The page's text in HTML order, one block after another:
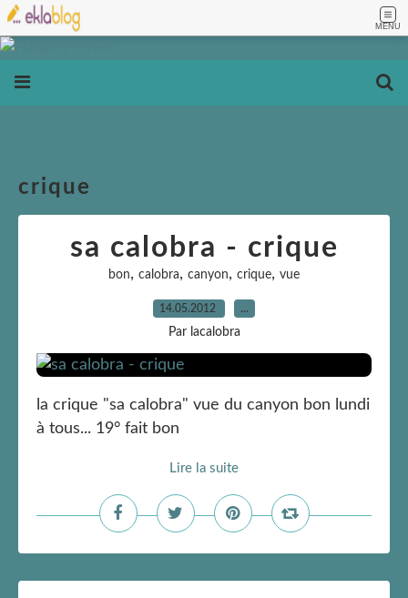
MENU
crique
sa calobra - crique
bon, calobra, canyon, crique, vue
14.05.2012 …
Par lacalobra
la crique "sa calobra" vue du canyon bon lundi
à tous... 19° fait bon
Lire la suite